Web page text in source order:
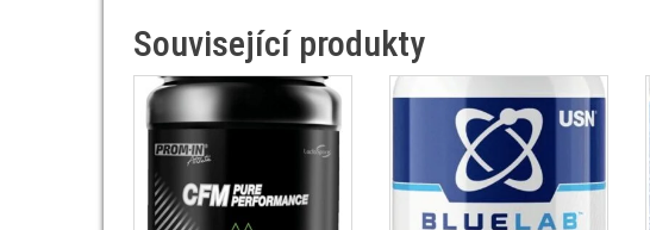
Související produkty